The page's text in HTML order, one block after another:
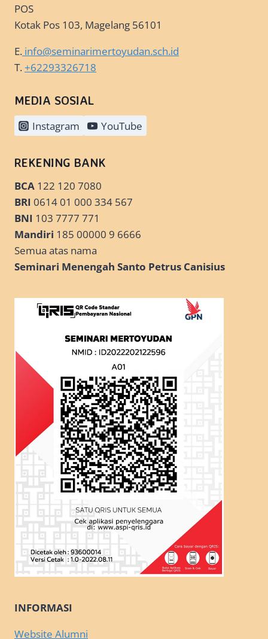
POS
Kotak Pos 103, Magelang 56101
E. info@seminarimertoyudan.sch.id
T.+62293326718
MEDIA SOSIAL
Instagram YouTube
REKENING BANK
BCA 122 120 7080
BRI 0614 01 000 334 567
BNI 103 7777 771
Mandiri 185 00000 9 6666
Semua atas nama
Seminari Menengah Santo Petrus Canisius
INFORMASI
Website Alumni